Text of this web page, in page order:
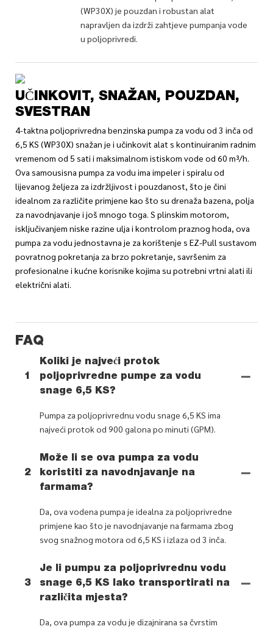
(WP30X) je pouzdan i robustan alat
napravljen da izdrži zahtjeve pumpanja vode
u poljoprivredi.
UČINKOVIT, SNAŽAN, POUZDAN,
SVESTRAN
4-taktna poljoprivredna benzinska pumpa za vodu od 3 inča od
6,5 KS (WP30X) snažan je i učinkovit alat s kontinuiranim radnim
vremenom od 5 sati i maksimalnom istiskom vode od 60 m³/h.
Ova samousisna pumpa za vodu ima impeler i spiralu od
lijevanog željeza za izdržljivost i pouzdanost, što je čini
idealnom za različite primjene kao što su drenaža bazena, polja
za navodnjavanje i još mnogo toga. S plinskim motorom,
isključivanjem niske razine ulja i kontrolom praznog hoda, ova
pumpa za vodu jednostavna je za korištenje s EZ-Pull sustavom
povratnog pokretanja za brzo pokretanje, savršenim za
profesionalne i kućne korisnike kojima su potrebni vrtni alati ili
električni alati.
FAQ
1
Koliki je najveći protok
poljoprivredne pumpe za vodu
snage 6,5 KS?
Pumpa za poljoprivrednu vodu snage 6,5 KS ima
najveći protok od 900 galona po minuti (GPM).
2
Može li se ova pumpa za vodu
koristiti za navodnjavanje na
farmama?
Da, ova vodena pumpa je idealna za poljoprivredne
primjene kao što je navodnjavanje na farmama zbog
svog snažnog motora od 6,5 KS i izlaza od 3 inča.
3
Je li pumpu za poljoprivrednu vodu
snage 6,5 KS lako transportirati na
različita mjesta?
Da, ova pumpa za vodu je dizajnirana sa čvrstim